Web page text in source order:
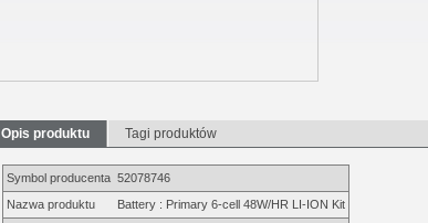
Opis produktu Tagi produktów
Symbol producenta 52078746
Nazwa produktu
Battery : Primary 6-cell 48W/HR LI-ION Kit